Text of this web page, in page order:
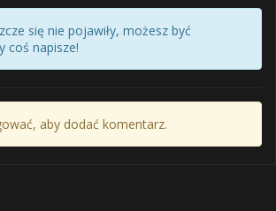
się nie pojawiły, możesz być
coś napisze!
aby dodać komentarz.